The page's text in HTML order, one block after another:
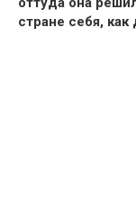
стране себя, как